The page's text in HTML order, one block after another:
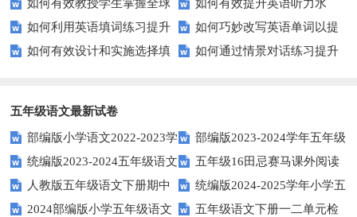
动？这些建议让您的活动更加丰
富多彩！
进行有效问答？——实用技巧分
享
如何有效教授学生掌握全球
通用的日期表达？
如何有效提升英语听力水
平？这些测试技巧要知道！
如何利用英语填词练习提升
词汇量？这里有5个高效方法值
如何巧妙改写英语单词以提
升文章魅力？
如何有效设计和实施选择填
如何通过情景对话练习提升
五年级语文最新试卷
部编版小学语文2022-2023学
年上期五年级期末试题
部编版2023-2024学年五年级
语文下学期期末考前质量冲刺卷
统编版2023-2024五年级语文
下册期中阶段调研卷
五年级16田忌赛马课外阅读
练习题及答案
人教版五年级语文下册期中
试题及参考答案
统编版2024-2025学年小学五
年级语文上册期中试卷
2024部编版小学五年级语文
五年级语文下册一二单元检